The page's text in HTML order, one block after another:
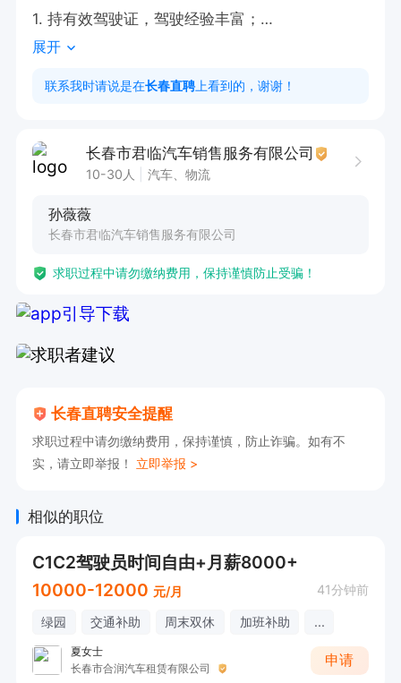
1. 持有效驾驶证，驾驶经验丰富；
2. 无不良驾驶记录，遵守交通规则；
3. 善于沟通，能处理突发状况；
展开
联系我时请说是在长春直聘 上看到的，谢谢！
长春市君临汽车销售服务有限公司
10-30人 汽车、物流
孙薇薇
长春市君临汽车销售服务有限公司
求职过程中请勿缴纳费用，保持谨慎防止受骗！
长春直聘安全提醒
求职过程中请勿缴纳费用，保持谨慎，防止诈骗。如有不
实，请立即举报！ 立即举报 >
相似的职位
C1C2驾驶员时间自由+月薪8000+
10000-12000 元/月 41分钟前
绿园 交通补助 周末双休 加班补助 ...
夏女士
长春市合润汽车租赁有限公司
申请